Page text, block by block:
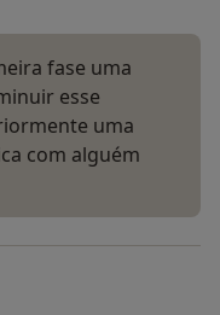
fase uma
esse
uma
com alguém